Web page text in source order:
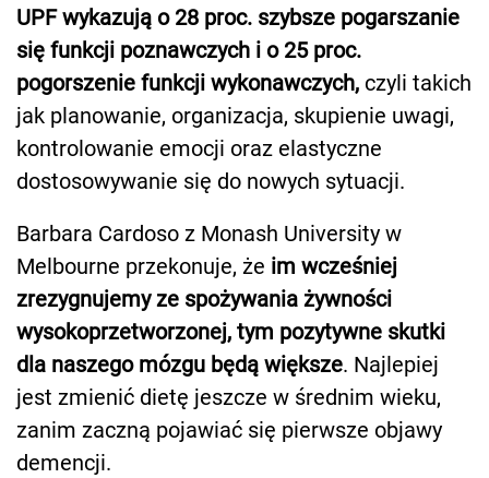
UPF wykazują o 28 proc. szybsze pogarszanie
się funkcji poznawczych i o 25 proc.
pogorszenie funkcji wykonawczych, czyli takich
jak planowanie, organizacja, skupienie uwagi,
kontrolowanie emocji oraz elastyczne
dostosowywanie się do nowych sytuacji.
Barbara Cardoso z Monash University w
Melbourne przekonuje, że im wcześniej
zrezygnujemy ze spożywania żywności
wysokoprzetworzonej, tym pozytywne skutki
dla naszego mózgu będą większe. Najlepiej
jest zmienić dietę jeszcze w średnim wieku,
zanim zaczną pojawiać się pierwsze objawy
demencji.